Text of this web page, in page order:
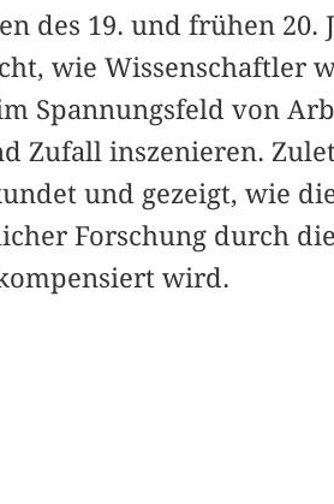
des 19. und frühen
wie Wissenschaftler
Spannungsfeld von
Zufall inszenieren.
und gezeigt, wie
Forschung durch
wird.